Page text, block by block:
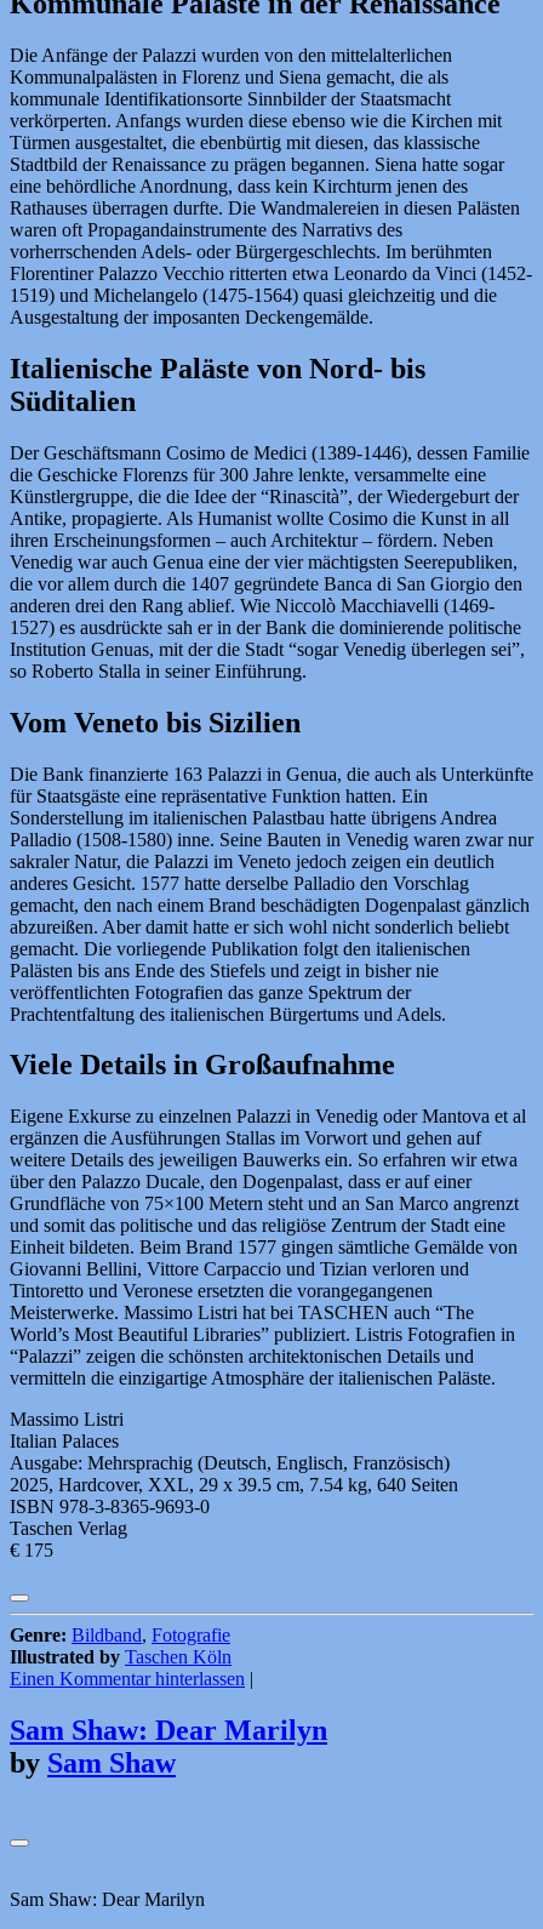
Die Anfänge der Palazzi wurden von den mittelalterlichen
Kommunalpalästen in Florenz und Siena gemacht, die als
kommunale Identifikationsorte Sinnbilder der Staatsmacht
verkörperten. Anfangs wurden diese ebenso wie die Kirchen mit
Türmen ausgestaltet, die ebenbürtig mit diesen, das klassische
Stadtbild der Renaissance zu prägen begannen. Siena hatte sogar
eine behördliche Anordnung, dass kein Kirchturm jenen des
Rathauses überragen durfte. Die Wandmalereien in diesen Palästen
waren oft Propagandainstrumente des Narrativs des
vorherrschenden Adels- oder Bürgergeschlechts. Im berühmten
Florentiner Palazzo Vecchio ritterten etwa Leonardo da Vinci (1452-
1519) und Michelangelo (1475-1564) quasi gleichzeitig und die
Ausgestaltung der imposanten Deckengemälde.
Italienische Paläste von Nord- bis
Süditalien
Der Geschäftsmann Cosimo de Medici (1389-1446), dessen Familie
die Geschicke Florenzs für 300 Jahre lenkte, versammelte eine
Künstlergruppe, die die Idee der “Rinascità”, der Wiedergeburt der
Antike, propagierte. Als Humanist wollte Cosimo die Kunst in all
ihren Erscheinungsformen – auch Architektur – fördern. Neben
Venedig war auch Genua eine der vier mächtigsten Seerepubliken,
die vor allem durch die 1407 gegründete Banca di San Giorgio den
anderen drei den Rang ablief. Wie Niccolò Macchiavelli (1469-
1527) es ausdrückte sah er in der Bank die dominierende politische
Institution Genuas, mit der die Stadt “sogar Venedig überlegen sei”,
so Roberto Stalla in seiner Einführung.
Vom Veneto bis Sizilien
Die Bank finanzierte 163 Palazzi in Genua, die auch als Unterkünfte
für Staatsgäste eine repräsentative Funktion hatten. Ein
Sonderstellung im italienischen Palastbau hatte übrigens Andrea
Palladio (1508-1580) inne. Seine Bauten in Venedig waren zwar nur
sakraler Natur, die Palazzi im Veneto jedoch zeigen ein deutlich
anderes Gesicht. 1577 hatte derselbe Palladio den Vorschlag
gemacht, den nach einem Brand beschädigten Dogenpalast gänzlich
abzureißen. Aber damit hatte er sich wohl nicht sonderlich beliebt
gemacht. Die vorliegende Publikation folgt den italienischen
Palästen bis ans Ende des Stiefels und zeigt in bisher nie
veröffentlichten Fotografien das ganze Spektrum der
Prachtentfaltung des italienischen Bürgertums und Adels.
Viele Details in Großaufnahme
Eigene Exkurse zu einzelnen Palazzi in Venedig oder Mantova et al
ergänzen die Ausführungen Stallas im Vorwort und gehen auf
weitere Details des jeweiligen Bauwerks ein. So erfahren wir etwa
über den Palazzo Ducale, den Dogenpalast, dass er auf einer
Grundfläche von 75×100 Metern steht und an San Marco angrenzt
und somit das politische und das religiöse Zentrum der Stadt eine
Einheit bildeten. Beim Brand 1577 gingen sämtliche Gemälde von
Giovanni Bellini, Vittore Carpaccio und Tizian verloren und
Tintoretto und Veronese ersetzten die vorangegangenen
Meisterwerke. Massimo Listri hat bei TASCHEN auch “The
World’s Most Beautiful Libraries” publiziert. Listris Fotografien in
“Palazzi” zeigen die schönsten architektonischen Details und
vermitteln die einzigartige Atmosphäre der italienischen Paläste.
Massimo Listri
Italian Palaces
Ausgabe: Mehrsprachig (Deutsch, Englisch, Französisch)
2025, Hardcover, XXL, 29 x 39.5 cm, 7.54 kg, 640 Seiten
ISBN 978-3-8365-9693-0
Taschen Verlag
€ 175
Genre: Bildband, Fotografie
Illustrated by Taschen Köln
Einen Kommentar hinterlassen |
Sam Shaw: Dear Marilyn
by Sam Shaw
Sam Shaw: Dear Marilyn